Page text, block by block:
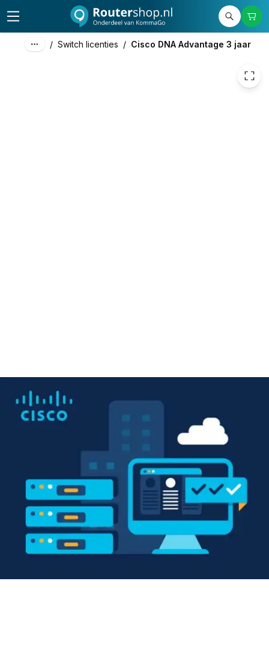
/ Switch licenties / Cisco DNA Advantage 3 jaar
1.568,00 excl. btw
1.897,28 incl. btw